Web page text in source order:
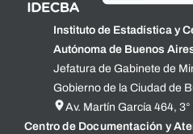
Instituto de Estadística y
Autónoma de Buenos
Jefatura de Gabinete de
Gobierno de la Ciudad de
Av. Martín García 464,
Centro de Documentación y